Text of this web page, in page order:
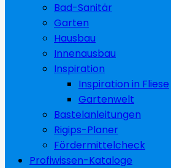
Bad-Sanitär
Garten
Hausbau
Innenausbau
Inspiration
Inspiration in Fliese
Gartenwelt
Bastelanleitungen
Rigips-Planer
Fördermittelcheck
Profiwissen-Kataloge